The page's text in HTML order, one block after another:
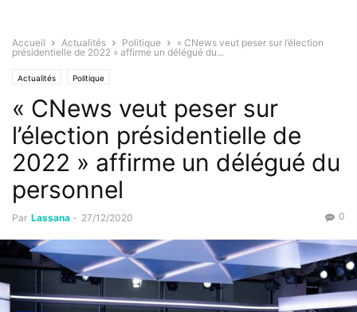
Accueil Actualités Politique
« CNews veut peser sur l’élection
présidentielle de 2022 » affirme un délégué du...
Actualités Politique
« CNews veut peser sur
l’élection présidentielle de
2022 » affirme un délégué du
personnel
Par Lassana - 27/12/2020 0